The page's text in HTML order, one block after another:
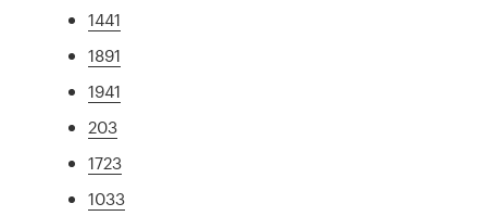
1441
1891
1941
203
1723
1033